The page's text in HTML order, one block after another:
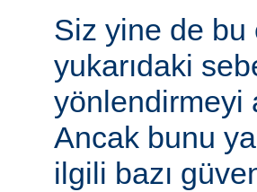
Siz yine de
yukarıdaki
yönlendirmeyi
Ancak bunu
ilgili bazı